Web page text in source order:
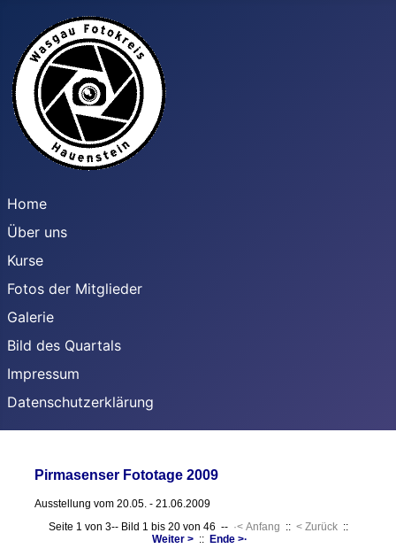
Home
Über uns
Kurse
Fotos der Mitglieder
Galerie
Bild des Quartals
Impressum
Datenschutzerklärung